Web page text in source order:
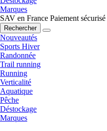
Marques
SAV en France Paiement sécurisé
Rechercher
Nouveautés
Sports Hiver
Randonnée
Trail running
Running
Verticalité
Aquatique
Pêche
Déstockage
Marques